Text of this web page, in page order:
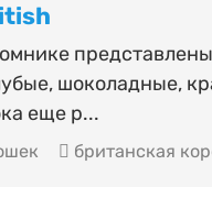
шоколадные,
еще р...
британская